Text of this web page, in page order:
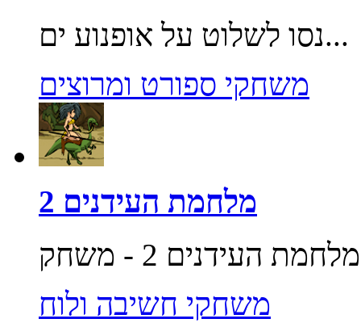
נסו לשלוט על אופנוע ים...
משחקי ספורט ומרוצים
מלחמת העידנים 2
משחקי חשיבה ולוח